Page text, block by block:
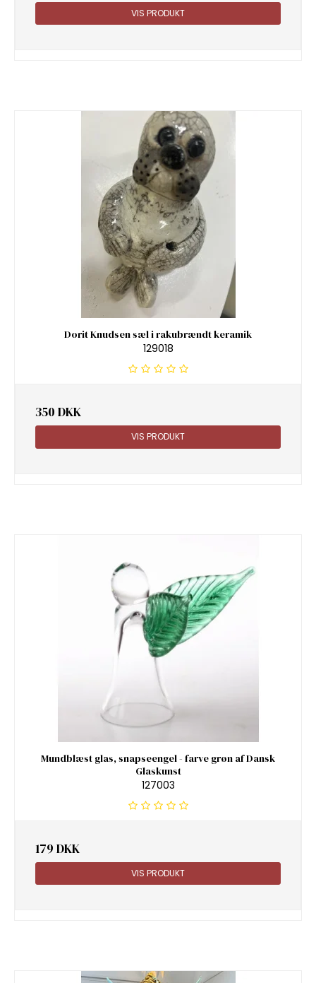
VIS PRODUKT
Dorit Knudsen sæl i rakubrændt keramik
129018
350 DKK
VIS PRODUKT
Mundblæst glas, snapseengel - farve grøn af Dansk
Glaskunst
127003
179 DKK
VIS PRODUKT